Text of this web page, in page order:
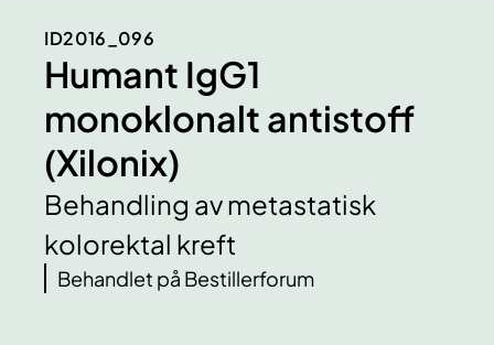
ID2016_096
Humant IgG1
monoklonalt antistoff
(Xilonix)
Behandling av metastatisk
kolorektal kreft
Behandlet på Bestillerforum